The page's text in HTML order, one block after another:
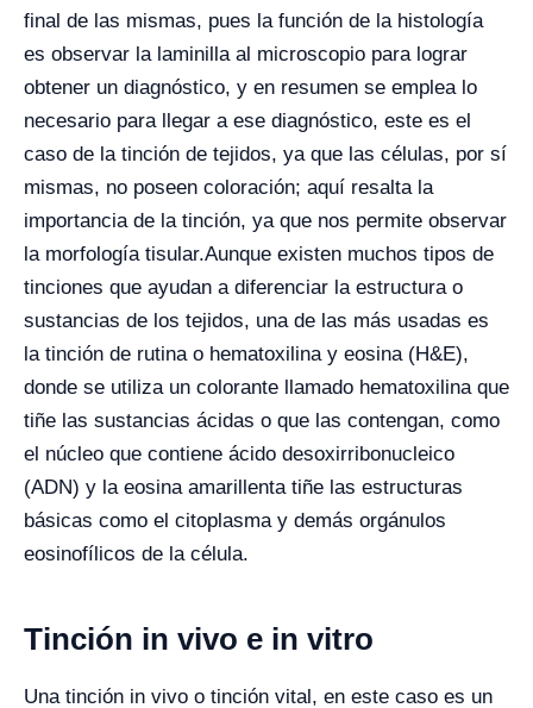
final de las mismas, pues la función de la histología
es observar la laminilla al microscopio para lograr
obtener un diagnóstico, y en resumen se emplea lo
necesario para llegar a ese diagnóstico, este es el
caso de la tinción de tejidos, ya que las células, por sí
mismas, no poseen coloración; aquí resalta la
importancia de la tinción, ya que nos permite observar
la morfología tisular.Aunque existen muchos tipos de
tinciones que ayudan a diferenciar la estructura o
sustancias de los tejidos, una de las más usadas es
la tinción de rutina o hematoxilina y eosina (H&E),
donde se utiliza un colorante llamado hematoxilina que
tiñe las sustancias ácidas o que las contengan, como
el núcleo que contiene ácido desoxirribonucleico
(ADN) y la eosina amarillenta tiñe las estructuras
básicas como el citoplasma y demás orgánulos
eosinofílicos de la célula.
Tinción in vivo e in vitro
Una tinción in vivo o tinción vital, en este caso es un